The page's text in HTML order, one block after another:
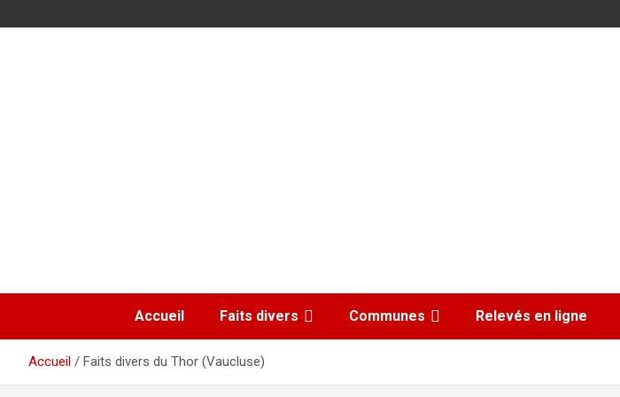
Accueil Faits divers Communes Relevés en ligne
Accueil Faits divers du Thor (Vaucluse)